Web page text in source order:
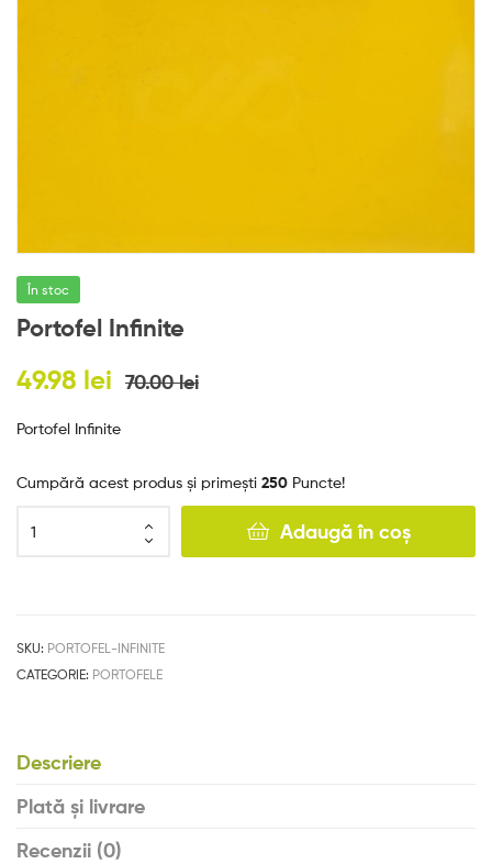
În stoc
Portofel Infinite
70.00lei
49.98 lei
Portofel Infinite
Cumpără acest produs și primești 250 Puncte!
Adaugă în coș
SKU: PORTOFEL-INFINITE
CATEGORIE: PORTOFELE
Descriere
Plată și livrare
Recenzii (0)